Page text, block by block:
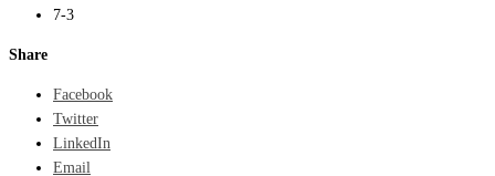
7-3
Share
Facebook
Twitter
LinkedIn
Email